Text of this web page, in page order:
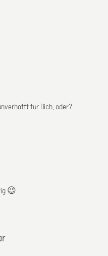
für Dich, oder?
😉